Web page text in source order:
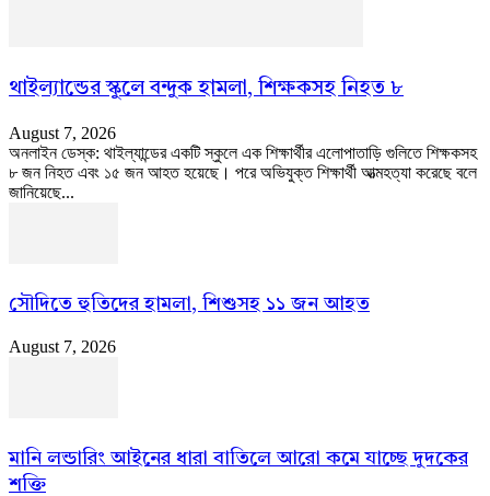
থাইল্যান্ডের স্কুলে বন্দুক হামলা, শিক্ষকসহ নিহত ৮
August 7, 2026
অনলাইন ডেস্ক: থাইল্যান্ডের একটি স্কুলে এক শিক্ষার্থীর এলোপাতাড়ি গুলিতে শিক্ষকসহ
৮ জন নিহত এবং ১৫ জন আহত হয়েছে। পরে অভিযুক্ত শিক্ষার্থী আত্মহত্যা করেছে বলে
জানিয়েছে...
সৌদিতে হুতিদের হামলা, শিশুসহ ১১ জন আহত
August 7, 2026
মানি লন্ডারিং আইনের ধারা বাতিলে আরো কমে যাচ্ছে দুদকের
শক্তি